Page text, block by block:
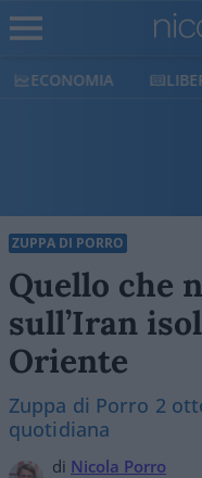
ECONOMIA
ZUPPA DI PORRO
Quello che
sull’Iran
Oriente
Zuppa di Porro 2
quotidiana
di Nicola Porro